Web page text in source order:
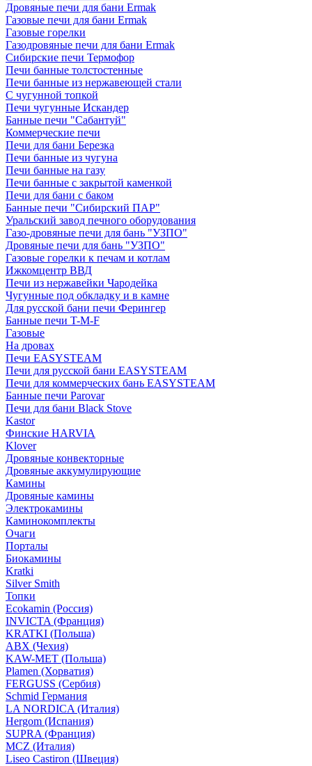
Дровяные печи для бани Ermak
Газовые печи для бани Ermak
Газовые горелки
Газодровяные печи для бани Ermak
Сибирские печи Термофор
Печи банные толстостенные
Печи банные из нержавеющей стали
С чугунной топкой
Печи чугунные Искандер
Банные печи "Сабантуй"
Коммерческие печи
Печи для бани Березка
Печи банные из чугуна
Печи банные на газу
Печи банные с закрытой каменкой
Печи для бани с баком
Банные печи "Сибирский ПАР"
Уральский завод печного оборудования
Газо-дровяные печи для бань "УЗПО"
Дровяные печи для бань "УЗПО"
Газовые горелки к печам и котлам
Ижкомцентр ВВД
Печи из нержавейки Чародейка
Чугунные под обкладку и в камне
Для русской бани печи Ферингер
Банные печи T-M-F
Газовые
На дровах
Печи EASYSTEAM
Печи для русской бани EASYSTEAM
Печи для коммерческих бань EASYSTEAM
Банные печи Parovar
Печи для бани Black Stove
Kastor
Финские HARVIA
Klover
Дровяные конвекторные
Дровяные аккумулирующие
Камины
Дровяные камины
Электрокамины
Каминокомплекты
Очаги
Порталы
Биокамины
Kratki
Silver Smith
Топки
Ecokamin (Россия)
INVICTA (Франция)
KRATKI (Польша)
ABX (Чехия)
KAW-MET (Польша)
Plamen (Хорватия)
FERGUSS (Сербия)
Schmid Германия
LA NORDICA (Италия)
Hergom (Испания)
SUPRA (Франция)
MCZ (Италия)
Liseo Castiron (Швеция)